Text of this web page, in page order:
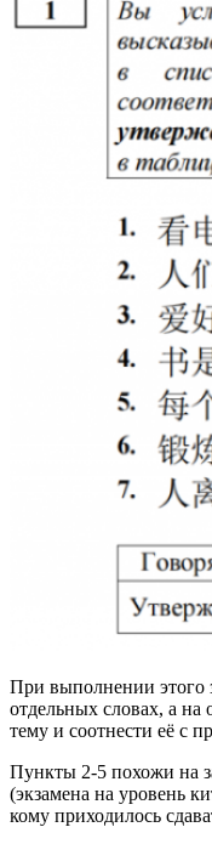
При выполнении этого
отдельных словах, а на
тему и соотнести её с
Пункты 2-5 похожи на
(экзамена на уровень
кому приходилось